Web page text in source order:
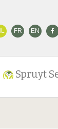
FR EN
Spruyt